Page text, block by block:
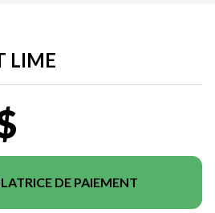
LIME
DE PAIEMENT